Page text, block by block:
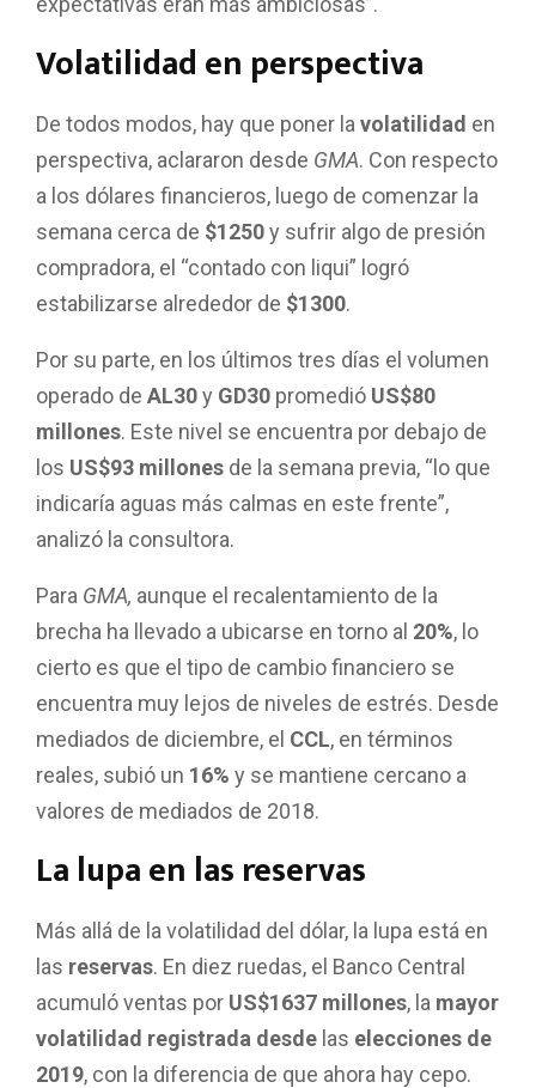
Volatilidad en perspectiva
De todos modos, hay que poner la volatilidad en
perspectiva, aclararon desde GMA. Con respecto
a los dólares financieros, luego de comenzar la
semana cerca de $1250y sufrir algo de presión
compradora, el “contado con liqui” logró
estabilizarse alrededor de $1300.
Por su parte, en los últimos tres días el volumen
operado de AL30y GD30 promedió US$80
millones. Este nivel se encuentra por debajo de
los US$93 millones de la semana previa, “lo que
indicaría aguas más calmas en este frente”,
analizó la consultora.
Para GMA, aunque el recalentamiento de la
brecha ha llevado a ubicarse en torno al 20%, lo
cierto es que el tipo de cambio financiero se
encuentra muy lejos de niveles de estrés. Desde
mediados de diciembre, el CCL, en términos
reales, subió un 16% y se mantiene cercano a
valores de mediados de 2018.
La lupa en las reservas
Más allá de la volatilidad del dólar, la lupa está en
las reservas. En diez ruedas, el Banco Central
acumuló ventas por US$1637 millones, la mayor
volatilidad registrada desde las elecciones de
2019, con la diferencia de que ahora hay cepo.